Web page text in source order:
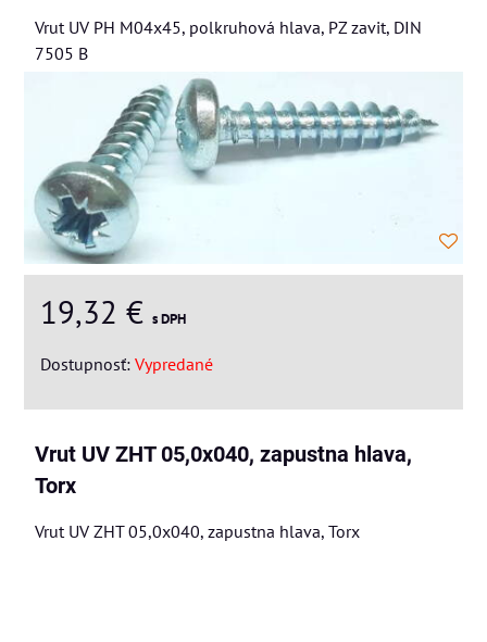
Vrut UV PH M04x45, polkruhová hlava, PZ zavit, DIN
7505 B
19,32 € s DPH
Dostupnosť: Vypredané
Vrut UV ZHT 05,0x040, zapustna hlava,
Torx
Vrut UV ZHT 05,0x040, zapustna hlava, Torx